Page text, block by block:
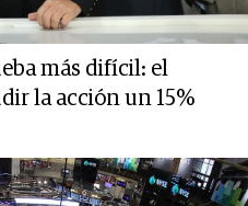
más difícil: el
la acción un 15%